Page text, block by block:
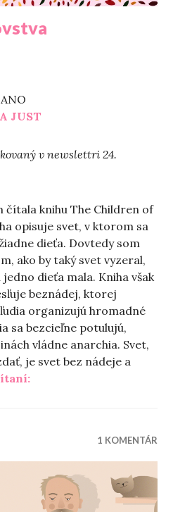
JUST
v newslettri 24.
čítala knihu The Children of
opisuje svet, v ktorom sa
dieťa. Dovtedy som
ako by taký svet vyzeral,
dieťa mala. Kniha však
beznádej, ktorej
organizujú hromadné
sa bezcieľne potulujú,
vládne anarchia. Svet,
je svet bez nádeje a
„Hodnota rodičovstva“
1 KOMENTÁR